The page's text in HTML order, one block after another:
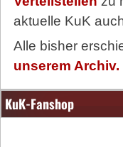
aktuelle KuK
Alle bisher
unserem Archiv.
KuK-Fanshop